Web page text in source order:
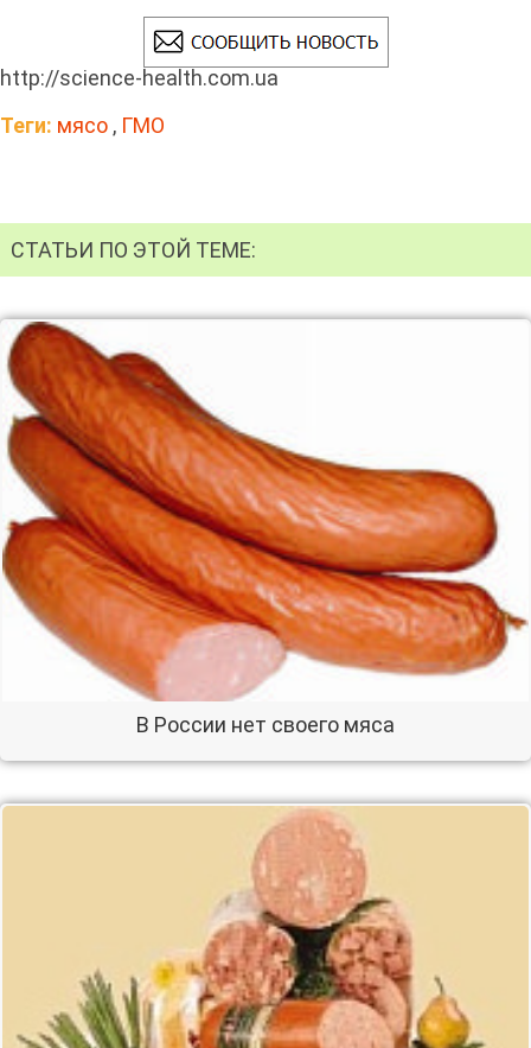
http://science-health.com.ua
Теги: мясо , ГМО
СТАТЬИ ПО ЭТОЙ ТЕМЕ:
В России нет своего мяса